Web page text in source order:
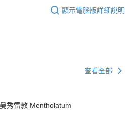
顯示電腦版詳細說明
查看全部
曼秀雷敦 Mentholatum